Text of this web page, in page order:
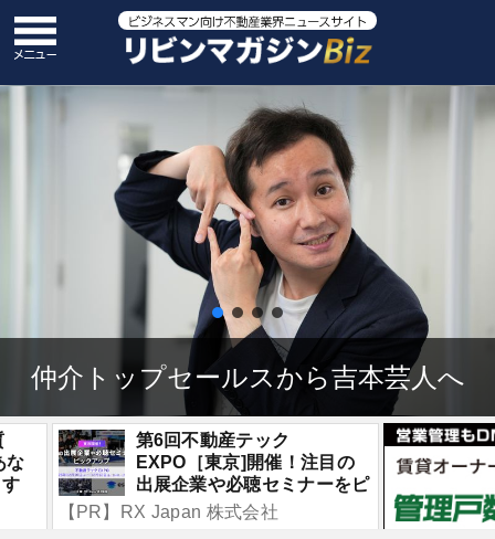
仲介トップセールスから吉本芸人へ
の質
場であな
ります
第6回不動産テック
EXPO［東京]開催！注目の
出展企業や必聴セミナーをピ
ックアップ
【12/10（水）-12（金）】
【PR】RX Japan 株式会社